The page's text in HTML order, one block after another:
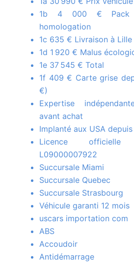
1b 4 000 € Pack
homologation
1c 635 € Livraison à Lille
1d 1 920 € Malus
1e 37 545 € Total
1f 409 € Carte grise
€)
Expertise
avant achat
Implanté aux USA
Licence
L09000007922
Succursale Miami
Succursale Quebec
Succursale Strasbourg
Véhicule garanti 12 mois
uscars importation com
ABS
Accoudoir
Antidémarrage